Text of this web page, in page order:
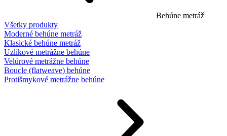
Behúne metráž
Všetky produkty
Moderné behúne metráž
Klasické behúne metráž
Uzlíkové metrážne behúne
Velúrové metrážne behúne
Boucle (flatweave) behúne
Protišmykové metrážne behúne